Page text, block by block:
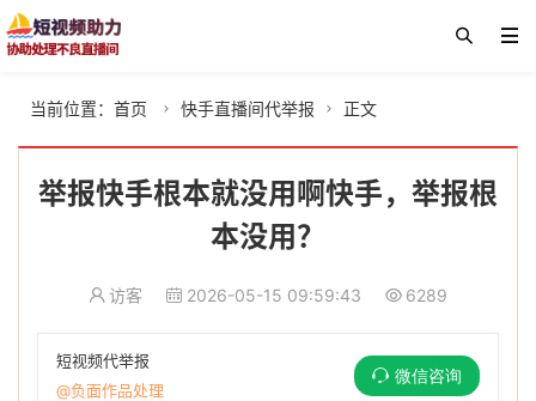
当前位置： 首页  快手直播间代举报  正文
举报快手根本就没用啊快手，举报根
本没用？
访客 2026-05-15 09:59:43 6289
短视频代举报
@负面作品处理
微信咨询